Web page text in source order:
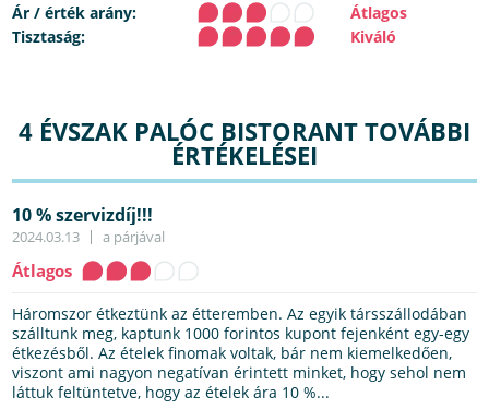
Ár / érték arány:
Átlagos
Tisztaság:
Kiváló
4 ÉVSZAK PALÓC BISTORANT TOVÁBBI
ÉRTÉKELÉSEI
10 % szervizdíj!!!
2024.03.13 a párjával
Átlagos
Háromszor étkeztünk az étteremben. Az egyik társszállodában
szálltunk meg, kaptunk 1000 forintos kupont fejenként egy-egy
étkezésből. Az ételek finomak voltak, bár nem kiemelkedően,
viszont ami nagyon negatívan érintett minket, hogy sehol nem
láttuk feltüntetve, hogy az ételek ára 10 %...